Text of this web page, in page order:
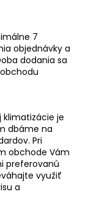
7
objednávky a
dodania sa
je
dbáme na
Pri
obchode Vám
preferovanú
využiť
a